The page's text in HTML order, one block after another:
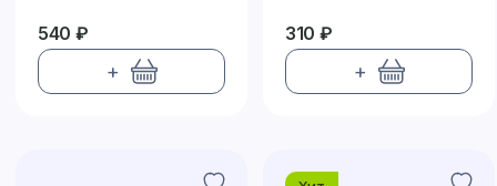
540 ₽
+
310 ₽
+